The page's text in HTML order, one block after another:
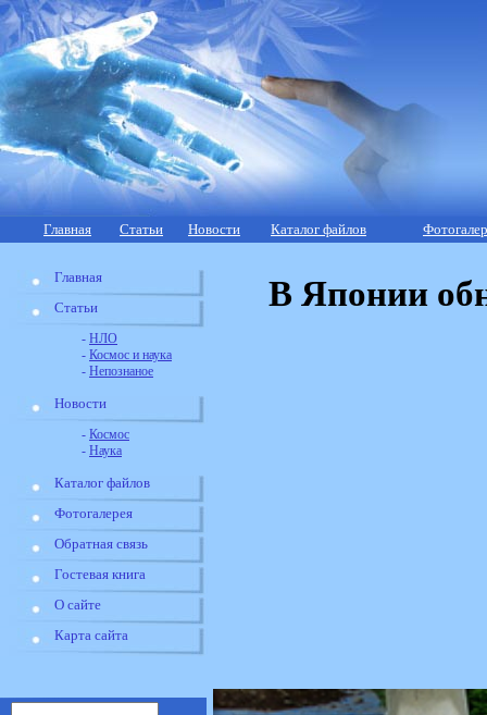
Главная Статьи Новости Каталог файлов
Главная
Статьи
- НЛО
- Космос и наука
- Непознаное
Новости
- Космос
- Наука
Каталог файлов
Фотогалерея
Обратная связь
Гостевая книга
О сайте
Карта сайта
В Японии